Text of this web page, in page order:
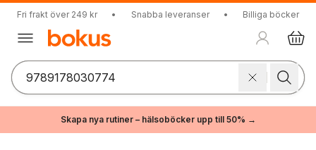
Fri frakt över 249 kr • Snabba leveranser • Billiga böcker
Skapa nya rutiner – hälsoböcker upp till 50% →